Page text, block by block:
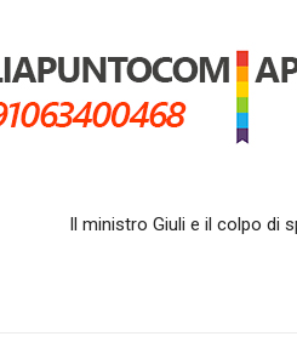
Il ministro Giuli e il colpo di